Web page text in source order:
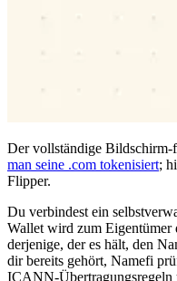
Der vollständige Bildschirm-
man seine .com tokenisiert;
Flipper.
Du verbindest ein
Wallet wird zum Eigentümer
derjenige, der es hält, den
dir bereits gehört, Namefi
ICANN-Übertragungsregeln